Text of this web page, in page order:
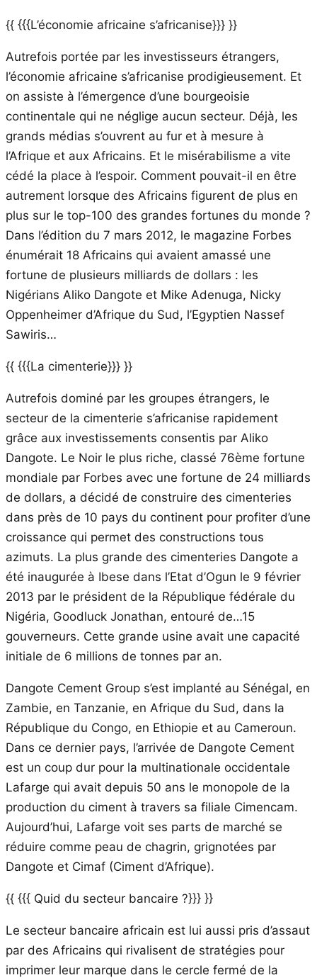
{{ {{{L’économie africaine s’africanise}}} }}
Autrefois portée par les investisseurs étrangers,
l’économie africaine s’africanise prodigieusement. Et
on assiste à l’émergence d’une bourgeoisie
continentale qui ne néglige aucun secteur. Déjà, les
grands médias s’ouvrent au fur et à mesure à
l’Afrique et aux Africains. Et le misérabilisme a vite
cédé la place à l’espoir. Comment pouvait-il en être
autrement lorsque des Africains figurent de plus en
plus sur le top-100 des grandes fortunes du monde ?
Dans l’édition du 7 mars 2012, le magazine Forbes
énumérait 18 Africains qui avaient amassé une
fortune de plusieurs milliards de dollars : les
Nigérians Aliko Dangote et Mike Adenuga, Nicky
Oppenheimer d’Afrique du Sud, l’Egyptien Nassef
Sawiris…
{{ {{{La cimenterie}}} }}
Autrefois dominé par les groupes étrangers, le
secteur de la cimenterie s’africanise rapidement
grâce aux investissements consentis par Aliko
Dangote. Le Noir le plus riche, classé 76ème fortune
mondiale par Forbes avec une fortune de 24 milliards
de dollars, a décidé de construire des cimenteries
dans près de 10 pays du continent pour profiter d’une
croissance qui permet des constructions tous
azimuts. La plus grande des cimenteries Dangote a
été inaugurée à Ibese dans l’Etat d’Ogun le 9 février
2013 par le président de la République fédérale du
Nigéria, Goodluck Jonathan, entouré de…15
gouverneurs. Cette grande usine avait une capacité
initiale de 6 millions de tonnes par an.
Dangote Cement Group s’est implanté au Sénégal, en
Zambie, en Tanzanie, en Afrique du Sud, dans la
République du Congo, en Ethiopie et au Cameroun.
Dans ce dernier pays, l’arrivée de Dangote Cement
est un coup dur pour la multinationale occidentale
Lafarge qui avait depuis 50 ans le monopole de la
production du ciment à travers sa filiale Cimencam.
Aujourd’hui, Lafarge voit ses parts de marché se
réduire comme peau de chagrin, grignotées par
Dangote et Cimaf (Ciment d’Afrique).
{{ {{{ Quid du secteur bancaire ?}}} }}
Le secteur bancaire africain est lui aussi pris d’assaut
par des Africains qui rivalisent de stratégies pour
imprimer leur marque dans le cercle fermé de la